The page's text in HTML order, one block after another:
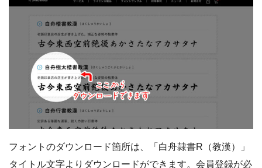
フォントのダウンロード箇所は、「白舟隷書R（教漢）」
タイトル文字よりダウンロードができます。会員登録が必